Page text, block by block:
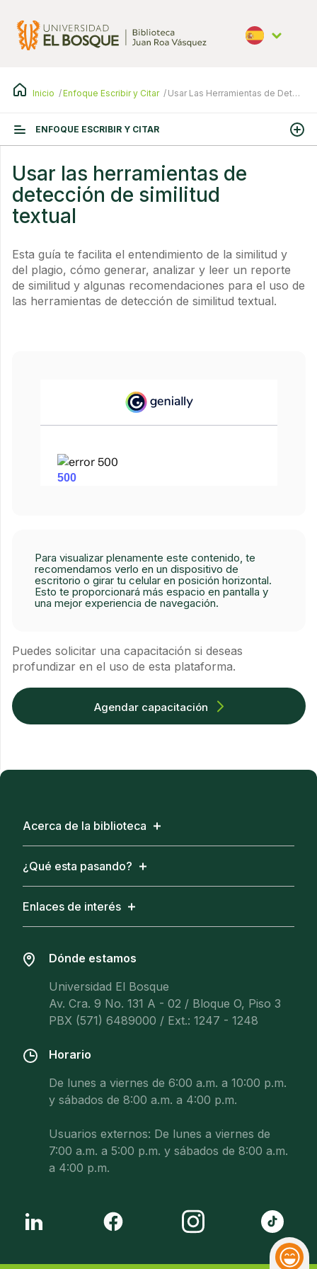
contenido
principal
Español
Inicio Enfoque Escribir y Citar Usar Las Herramientas de Detección de Similitud Textual
ENFOQUE ESCRIBIR Y CITAR
Usar las herramientas de
detección de similitud
textual
Esta guía te facilita el entendimiento de la similitud y
del plagio, cómo generar, analizar y leer un reporte
de similitud y algunas recomendaciones para el uso de
las herramientas de detección de similitud textual.
Para visualizar plenamente este contenido, te
recomendamos verlo en un dispositivo de
escritorio o girar tu celular en posición horizontal.
Esto te proporcionará más espacio en pantalla y
una mejor experiencia de navegación.
Puedes solicitar una capacitación si deseas
profundizar en el uso de esta plataforma.
Agendar capacitación
Acerca de la biblioteca
¿Qué esta pasando?
Enlaces de interés
Dónde estamos
Universidad El Bosque
Av. Cra. 9 No. 131 A - 02 / Bloque O, Piso 3
PBX (571) 6489000 / Ext.: 1247 - 1248
Horario
De lunes a viernes de 6:00 a.m. a 10:00 p.m.
y sábados de 8:00 a.m. a 4:00 p.m.
Usuarios externos: De lunes a viernes de
7:00 a.m. a 5:00 p.m. y sábados de 8:00 a.m.
a 4:00 p.m.